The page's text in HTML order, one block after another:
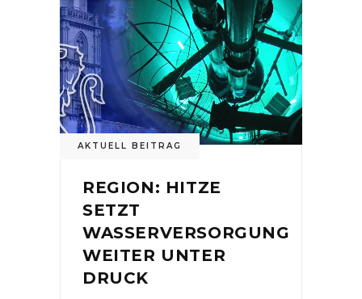
AKTUELL BEITRAG
REGION: HITZE
SETZT
WASSERVERSORGUNG
WEITER UNTER
DRUCK